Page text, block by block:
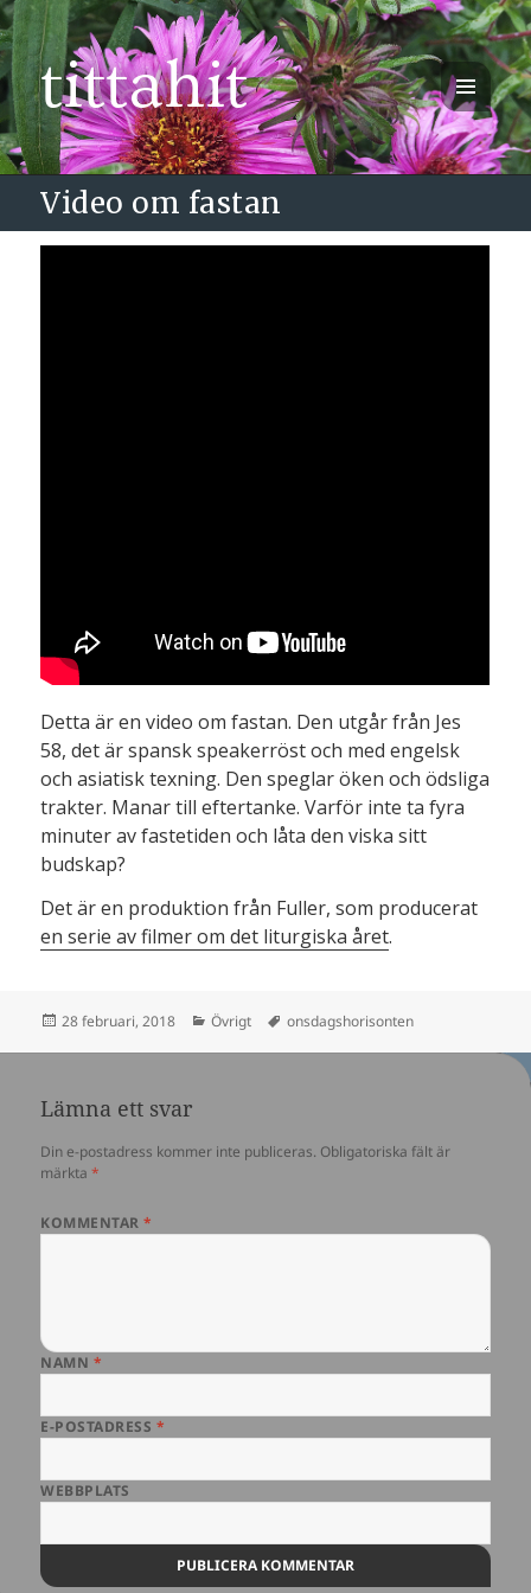
tittahit
MENY
OCH
WIDGETS
Video om fastan
Detta är en video om fastan. Den utgår från Jes
58, det är spansk speakerröst och med engelsk
och asiatisk texning. Den speglar öken och ödsliga
trakter. Manar till eftertanke. Varför inte ta fyra
minuter av fastetiden och låta den viska sitt
budskap?
Det är en produktion från Fuller, som producerat
en serie av filmer om det liturgiska året.
Postat
28 februari, 2018 Kategorier
Övrigt Taggar
onsdagshorisonten
Lämna ett svar
Din e-postadress kommer inte publiceras. Obligatoriska fält är
märkta*
KOMMENTAR*
NAMN *
E-POSTADRESS *
WEBBPLATS